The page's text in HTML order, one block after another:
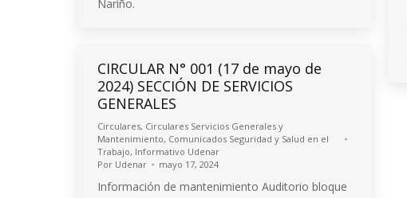
Nariño.
CIRCULAR N° 001 (17 de mayo de
2024) SECCIÓN DE SERVICIOS
GENERALES
Circulares, Circulares Servicios Generales y
Mantenimiento, Comunicados Seguridad y Salud en el
Trabajo, Informativo Udenar
Por Udenar mayo 17, 2024
Información de mantenimiento Auditorio bloque